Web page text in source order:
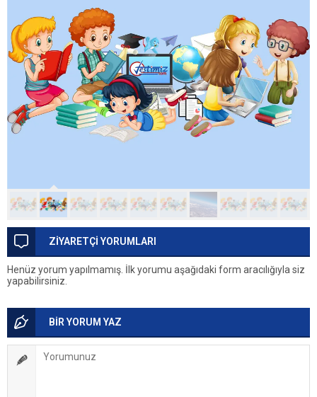
ZİYARETÇİ YORUMLARI
Henüz yorum yapılmamış. İlk yorumu aşağıdaki form aracılığıyla siz
yapabilirsiniz.
BİR YORUM YAZ